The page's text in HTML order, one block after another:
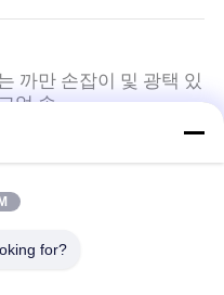
까만 손잡이 및 광택 있
업 솔
얼굴 대량 수평 메이
for?